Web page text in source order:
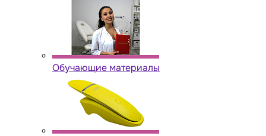
Обучающие материалы